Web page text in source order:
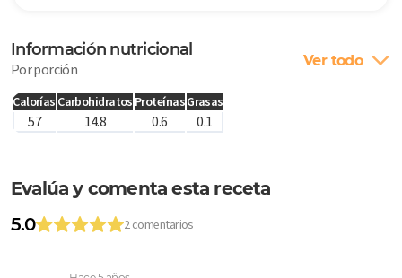
Información nutricional
Por porción Ver todo
Calorías Carbohidratos ProteínasGrasas
57 14.8 0.6 0.1
Evalúa y comenta esta receta
5.0
2 comentarios